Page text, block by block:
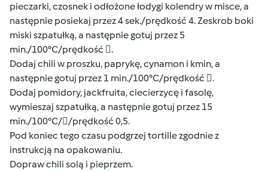
pieczarki, czosnek i odłożone łodygi kolendry w misce, a
następnie posiekaj przez 4 sek./prędkość 4. Zeskrob boki
miski szpatułką, a następnie gotuj przez 5
min./100°C/prędkość .
Dodaj chili w proszku, paprykę, cynamon i kmin, a
następnie gotuj przez 1 min./100°C/prędkość .
Dodaj pomidory, jackfruita, ciecierzycę i fasolę,
wymieszaj szpatułką, a następnie gotuj przez 15
min./100°C//prędkość 0,5.
Pod koniec tego czasu podgrzej tortille zgodnie z
instrukcją na opakowaniu.
Dopraw chili solą i pieprzem.